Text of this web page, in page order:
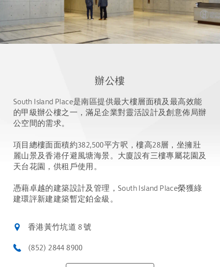
辦公樓
South Island Place是南區提供最大樓層面積及最高效能
的甲級辦公樓之一，滿足企業對靈活設計及創意佈局辦
公空間的需求。
項目總樓面面積約382,500平方呎，樓高28層，坐擁壯
麗山景及香港仔避風塘海景。大廈設有三樓專屬花園及
天台花園，供租戶使用。
憑藉卓越的建築設計及管理，South Island Place榮獲綠
建環評新建建築暫定鉑金級。
香港黃竹坑道 8 號
(852) 2844 8900